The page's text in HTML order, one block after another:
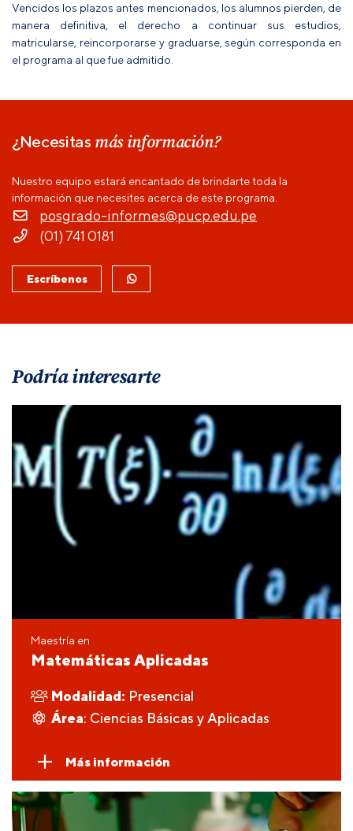
Vencidos los plazos antes mencionados, los alumnos pierden, de
manera definitiva, el derecho a continuar sus estudios,
matricularse, reincorporarse y graduarse, según corresponda en
el programa al que fue admitido.
¿Necesitas más información?
Nuestro equipo estará encantado de brindarte toda la
información que necesites acerca de este programa.
posgrado-informes@pucp.edu.pe
(01) 741 0181
Escríbenos
Podría interesarte
Maestría en
Matemáticas Aplicadas
Modalidad: Presencial
Área: Ciencias Básicas y Aplicadas
Más información